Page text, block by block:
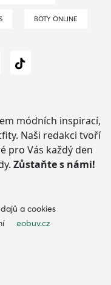
BOTY ONLINE
módních inspirací,
Naši redakci tvoří
pro Vás každý den
Zůstaňte s námi!
a cookies
eobuv.cz